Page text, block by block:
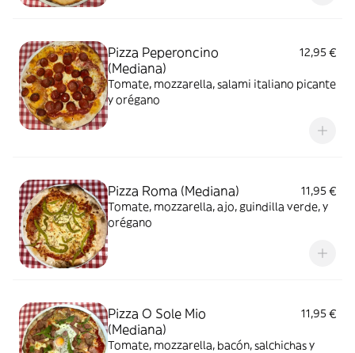
Pizza Peperoncino
(Mediana)
12,95 €
Tomate, mozzarella, salami italiano picante
y orégano
Pizza Roma (Mediana)
11,95 €
Tomate, mozzarella, ajo, guindilla verde, y
orégano
Pizza O Sole Mio
(Mediana)
11,95 €
Tomate, mozzarella, bacón, salchichas y